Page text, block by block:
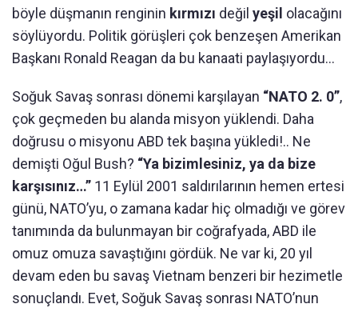
böyle düşmanın renginin kırmızı değil yeşil olacağını
söylüyordu. Politik görüşleri çok benzeşen Amerikan
Başkanı Ronald Reagan da bu kanaati paylaşıyordu…
Soğuk Savaş sonrası dönemi karşılayan “NATO 2. 0”,
çok geçmeden bu alanda misyon yüklendi. Daha
doğrusu o misyonu ABD tek başına yükledi!.. Ne
demişti Oğul Bush? “Ya bizimlesiniz, ya da bize
karşısınız…” 11 Eylül 2001 saldırılarının hemen ertesi
günü, NATO’yu, o zamana kadar hiç olmadığı ve görev
tanımında da bulunmayan bir coğrafyada, ABD ile
omuz omuza savaştığını gördük. Ne var ki, 20 yıl
devam eden bu savaş Vietnam benzeri bir hezimetle
sonuçlandı. Evet, Soğuk Savaş sonrası NATO’nun